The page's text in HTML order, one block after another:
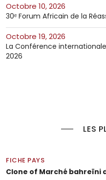
octobre 10, 2026
30ᵉ Forum Africain de la
octobre 19, 2026
La Conférence
2026
LES
FICHE PAYS
Clone of Marché bahreïni